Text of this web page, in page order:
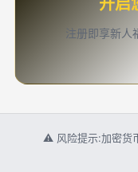
开启
注册即享新人
⚠ 风险提示:加密货